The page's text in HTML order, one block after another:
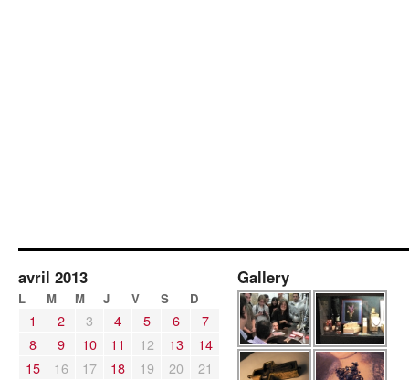
avril 2013
L M M J V S D
1 2 3 4 5 6
7
8
9 10 11 12 13
14
15
16 17 18 19 20
21
Gallery